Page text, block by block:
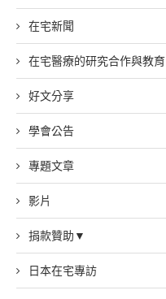
在宅新聞
在宅醫療的研究合作與教育
好文分享
學會公告
專題文章
影片
捐款贊助▼
日本在宅專訪